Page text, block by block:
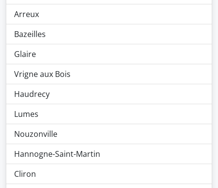
Arreux
Bazeilles
Glaire
Vrigne aux Bois
Haudrecy
Lumes
Nouzonville
Hannogne-Saint-Martin
Cliron